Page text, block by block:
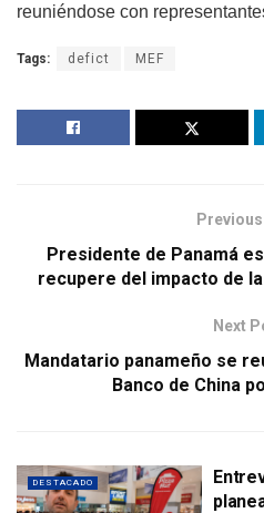
reuniéndose con
Tags: defict MEF
Presidente de Panamá
recupere del impacto de
Next
Mandatario panameño se
Banco de China
DESTACADO